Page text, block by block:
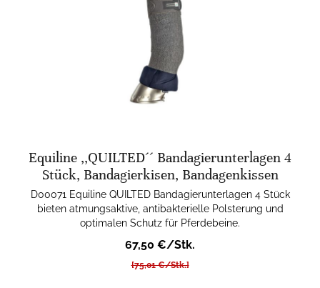
Equiline ,,QUILTED´´ Bandagierunterlagen 4
Stück, Bandagierkisen, Bandagenkissen
D00071 Equiline QUILTED Bandagierunterlagen 4 Stück
bieten atmungsaktive, antibakterielle Polsterung und
optimalen Schutz für Pferdebeine.
67,50 €/Stk.
[75,01 €/Stk.]